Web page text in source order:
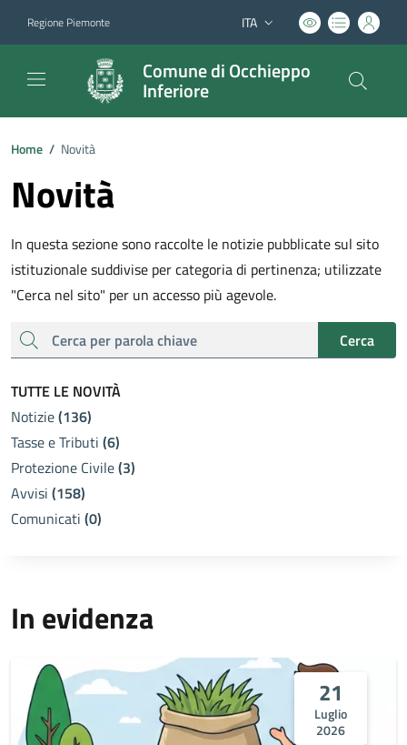
Regione Piemonte Lingua attiva:
ITA
Comune di Occhieppo
Inferiore
Home / Novità
Novità
In questa sezione sono raccolte le notizie pubblicate sul sito
istituzionale suddivise per categoria di pertinenza; utilizzate
"Cerca nel sito" per un accesso più agevole.
cerca
Cerca
TUTTE LE NOVITÀ
Notizie(136)
Tasse e Tributi (6)
Protezione Civile(3)
Avvisi (158)
Comunicati (0)
In evidenza
21
Luglio
2026